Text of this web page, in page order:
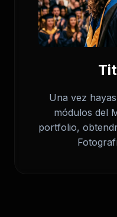
Una vez
módulos del
portfolio,